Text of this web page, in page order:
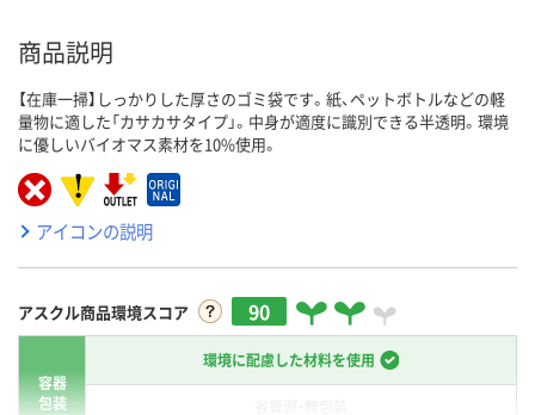
商品説明
【在庫一掃】しっかりした厚さのゴミ袋です。紙、ペットボトルなどの軽
量物に適した「カサカサタイプ」。中身が適度に識別できる半透明。環境
に優しいバイオマス素材を10%使用。
アイコンの説明
アスクル商品環境スコア 90
容器
包装
環境に配慮した材料を使用